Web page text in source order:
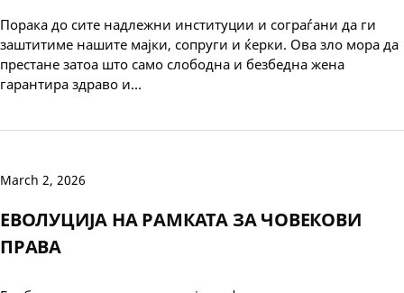
Порака до сите надлежни институции и сограѓани да ги
заштитиме нашите мајки, сопруги и ќерки. Ова зло мора да
престане затоа што само слободна и безбедна жена
гарантира здраво и…
March 2, 2026
ЕВОЛУЦИЈА НА РАМКАТА ЗА ЧОВЕКОВИ
ПРАВА